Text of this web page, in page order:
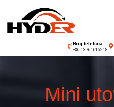
sadržaj
HyderBroj telefona
+86-13761616218
Mini